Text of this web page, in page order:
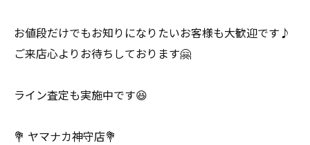
お値段だけでもお知りになりたいお客様も大歓迎です♪
ご来店心よりお待ちしております🤗
ライン査定も実施中です😆
💐 ヤマナカ神守店💐